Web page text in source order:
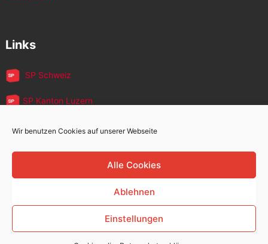
Wir benutzen Cookies auf unserer Webseite
Alle Cookies
Ablehnen
Einstellungen
Links
SP Schweiz
SP Kanton Luzern
JUSO Luzern
SP MigrantInnen
SP 60+
Sozialdemokratische Partei KriensCopyright © 2026.